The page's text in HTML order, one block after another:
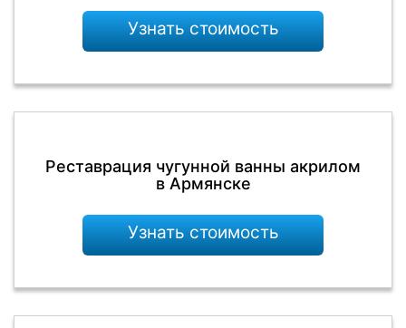
Узнать стоимость
Реставрация чугунной ванны акрилом
в Армянске
Узнать стоимость